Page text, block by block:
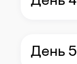
День 5